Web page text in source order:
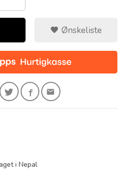
Ønskeliste
i Nepal